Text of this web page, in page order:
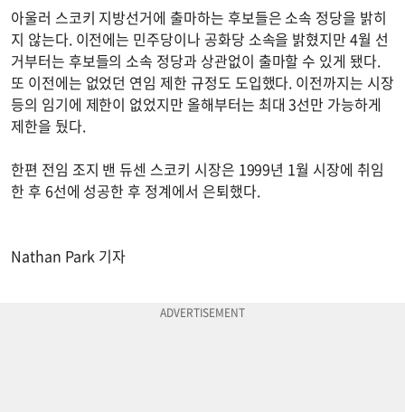
아울러 스코키 지방선거에 출마하는 후보들은 소속 정당을 밝히
지 않는다. 이전에는 민주당이나 공화당 소속을 밝혔지만 4월 선
거부터는 후보들의 소속 정당과 상관없이 출마할 수 있게 됐다.
또 이전에는 없었던 연임 제한 규정도 도입했다. 이전까지는 시장
등의 임기에 제한이 없었지만 올해부터는 최대 3선만 가능하게
제한을 뒀다.
한편 전임 조지 밴 듀센 스코키 시장은 1999년 1월 시장에 취임
한 후 6선에 성공한 후 정계에서 은퇴했다.
Nathan Park 기자